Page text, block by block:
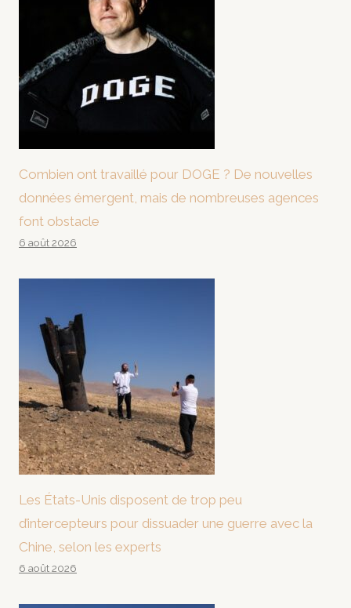
Combien ont travaillé pour DOGE ? De nouvelles
données émergent, mais de nombreuses agences
font obstacle
6 août 2026
Les États-Unis disposent de trop peu
d’intercepteurs pour dissuader une guerre avec la
Chine, selon les experts
6 août 2026